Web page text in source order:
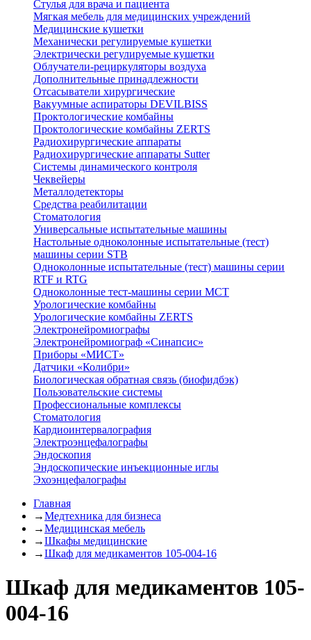
Стулья для врача и пациента
Мягкая мебель для медицинских учреждений
Медицинские кушетки
Механически регулируемые кушетки
Электрически регулируемые кушетки
Облучатели-рециркуляторы воздуха
Дополнительные принадлежности
Отсасыватели хирургические
Вакуумные аспираторы DEVILBISS
Проктологические комбайны
Проктологические комбайны ZERTS
Радиохирургические аппараты
Радиохирургические аппараты Sutter
Системы динамического контроля
Чеквейеры
Металлодетекторы
Средства реабилитации
Стоматология
Универсальные испытательные машины
Настольные одноколонные испытательные (тест)
машины серии STB
Одноколонные испытательные (тест) машины серии
RTF и RTG
Одноколонные тест-машины серии MCT
Урологические комбайны
Урологические комбайны ZERTS
Электронейромиографы
Электронейромиограф «Синапсис»
Приборы «МИСТ»
Датчики «Колибри»
Биологическая обратная связь (биофидбэк)
Пользовательские системы
Профессиональные комплексы
Стоматология
Кардиоинтервалография
Электроэнцефалографы
Эндоскопия
Эндоскопические инъекционные иглы
Эхоэнцефалографы
Главная
→Медтехника для бизнеса
→Медицинская мебель
→Шкафы медицинские
→Шкаф для медикаментов 105-004-16
Шкаф для медикаментов 105-
004-16